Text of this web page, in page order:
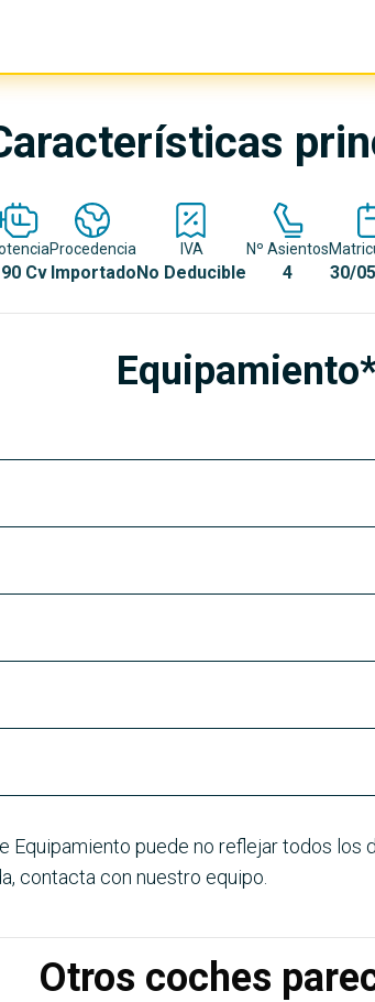
Cv
Procedencia
Importado
IVA
No Deducible
Nº Asientos
4 30/
Equipamiento puede no reflejar todos los
contacta con nuestro equipo.
Otros coches